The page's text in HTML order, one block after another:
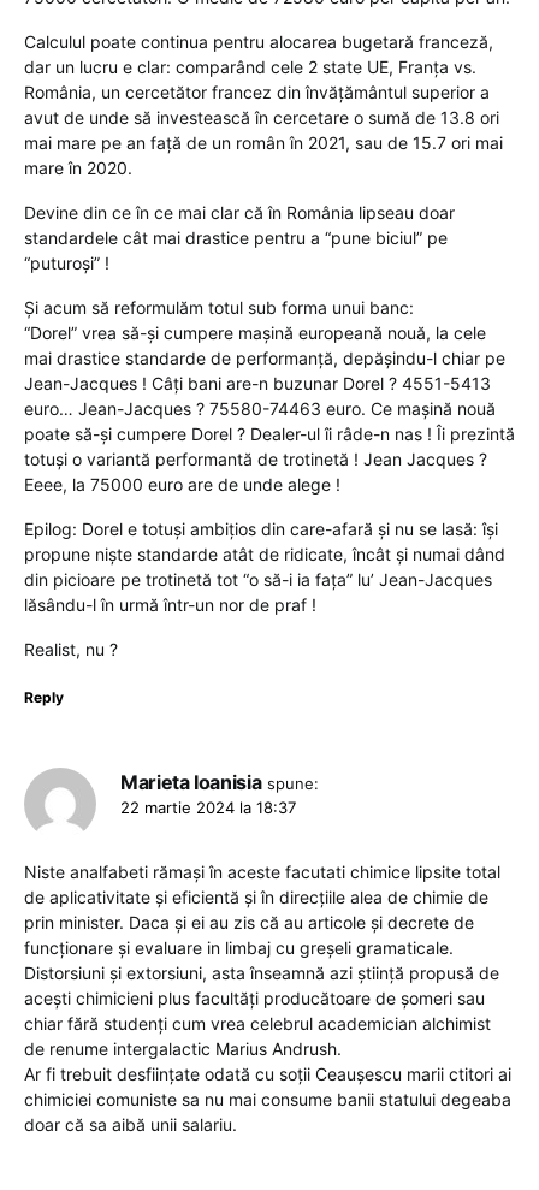
Calculul poate continua pentru alocarea bugetară franceză,
dar un lucru e clar: comparând cele 2 state UE, Franţa vs.
România, un cercetător francez din învăţământul superior a
avut de unde să investească în cercetare o sumă de 13.8 ori
mai mare pe an faţă de un român în 2021, sau de 15.7 ori mai
mare în 2020.
Devine din ce în ce mai clar că în România lipseau doar
standardele cât mai drastice pentru a “pune biciul” pe
“puturoşi” !
Şi acum să reformulăm totul sub forma unui banc:
“Dorel” vrea să-şi cumpere maşină europeană nouă, la cele
mai drastice standarde de performanţă, depăşindu-l chiar pe
Jean-Jacques ! Câţi bani are-n buzunar Dorel ? 4551-5413
euro… Jean-Jacques ? 75580-74463 euro. Ce maşină nouă
poate să-şi cumpere Dorel ? Dealer-ul îi râde-n nas ! Îi prezintă
totuşi o variantă performantă de trotinetă ! Jean Jacques ?
Eeee, la 75000 euro are de unde alege !
Epilog: Dorel e totuşi ambiţios din care-afară şi nu se lasă: îşi
propune nişte standarde atât de ridicate, încât şi numai dând
din picioare pe trotinetă tot “o să-i ia faţa” lu’ Jean-Jacques
lăsându-l în urmă într-un nor de praf !
Realist, nu ?
Reply
Marieta Ioanisia spune:
22 martie 2024 la 18:37
Niste analfabeti rămași în aceste facutati chimice lipsite total
de aplicativitate și eficientă și în direcțiile alea de chimie de
prin minister. Daca și ei au zis că au articole și decrete de
funcționare și evaluare in limbaj cu greșeli gramaticale.
Distorsiuni și extorsiuni, asta înseamnă azi știință propusă de
acești chimicieni plus facultăți producătoare de șomeri sau
chiar fără studenți cum vrea celebrul academician alchimist
de renume intergalactic Marius Andrush.
Ar fi trebuit desființate odată cu soții Ceaușescu marii ctitori ai
chimiciei comuniste sa nu mai consume banii statului degeaba
doar că sa aibă unii salariu.